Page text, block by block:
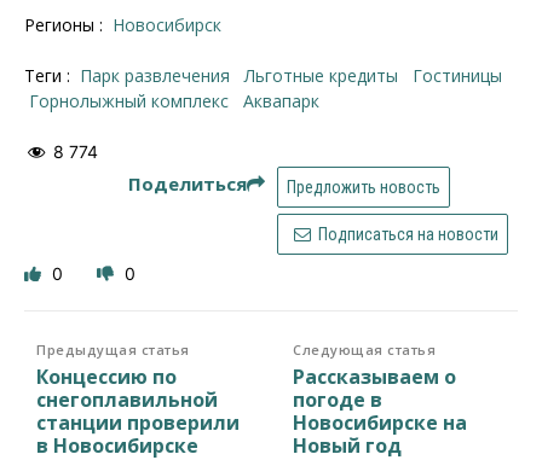
Регионы : Новосибирск
Теги : парк развлечения льготные кредиты
гостиницы
горнолыжный комплекс
Аквапарк
8 774
Поделиться Предложить новость
Подписаться на новости
0 0
Предыдущая статья
Концессию по
снегоплавильной
станции проверили
в Новосибирске
Следующая статья
Рассказываем о
погоде в
Новосибирске на
Новый год